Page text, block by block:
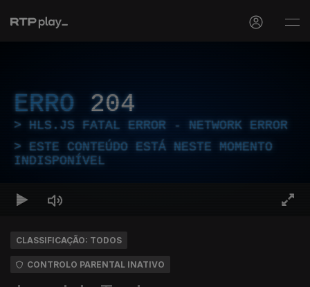
ERRO 204
HLS.JS FATAL ERROR - NETWORK ERROR
ESTE CONTEÚDO ESTÁ NESTE MOMENTO
INDISPONÍVEL
CLASSIFICAÇÃO: TODOS
CONTROLO PARENTAL INATIVO